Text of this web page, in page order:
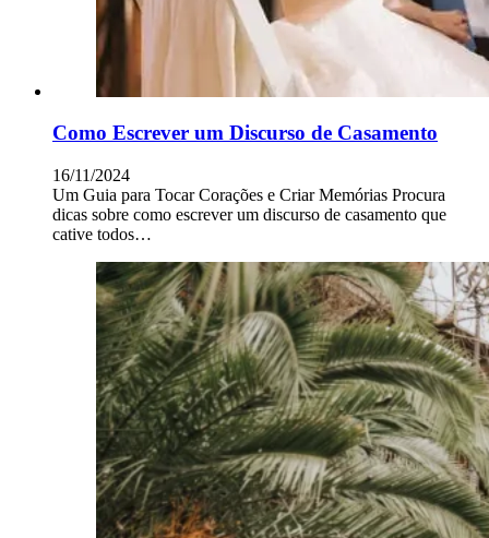
Como Escrever um Discurso de Casamento
16/11/2024
Um Guia para Tocar Corações e Criar Memórias Procura
dicas sobre como escrever um discurso de casamento que
cative todos…